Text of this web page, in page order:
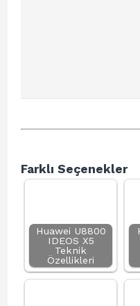
Farklı Seçenekler
Huawei U8800
IDEOS X5
Teknik
Özellikleri